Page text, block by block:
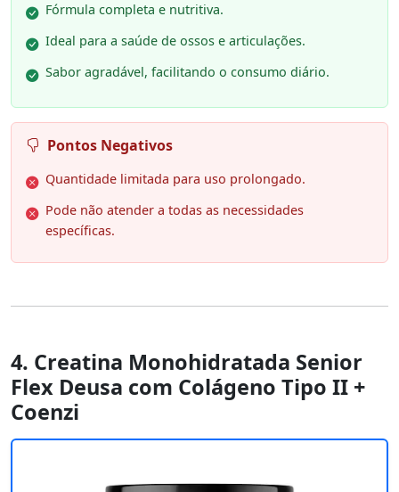
Fórmula completa e nutritiva.
Ideal para a saúde de ossos e articulações.
Sabor agradável, facilitando o consumo diário.
Pontos Negativos
Quantidade limitada para uso prolongado.
Pode não atender a todas as necessidades
específicas.
4. Creatina Monohidratada Senior
Flex Deusa com Colágeno Tipo II +
Coenzi